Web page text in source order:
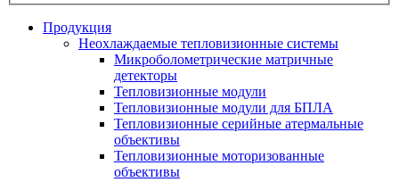
Продукция
Неохлаждаемые тепловизионные системы
Микроболометрические матричные
детекторы
Тепловизионные модули
Тепловизионные модули для БПЛА
Тепловизионные серийные атермальные
объективы
Тепловизионные моторизованные
объективы